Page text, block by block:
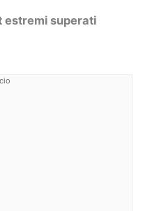
estremi superati